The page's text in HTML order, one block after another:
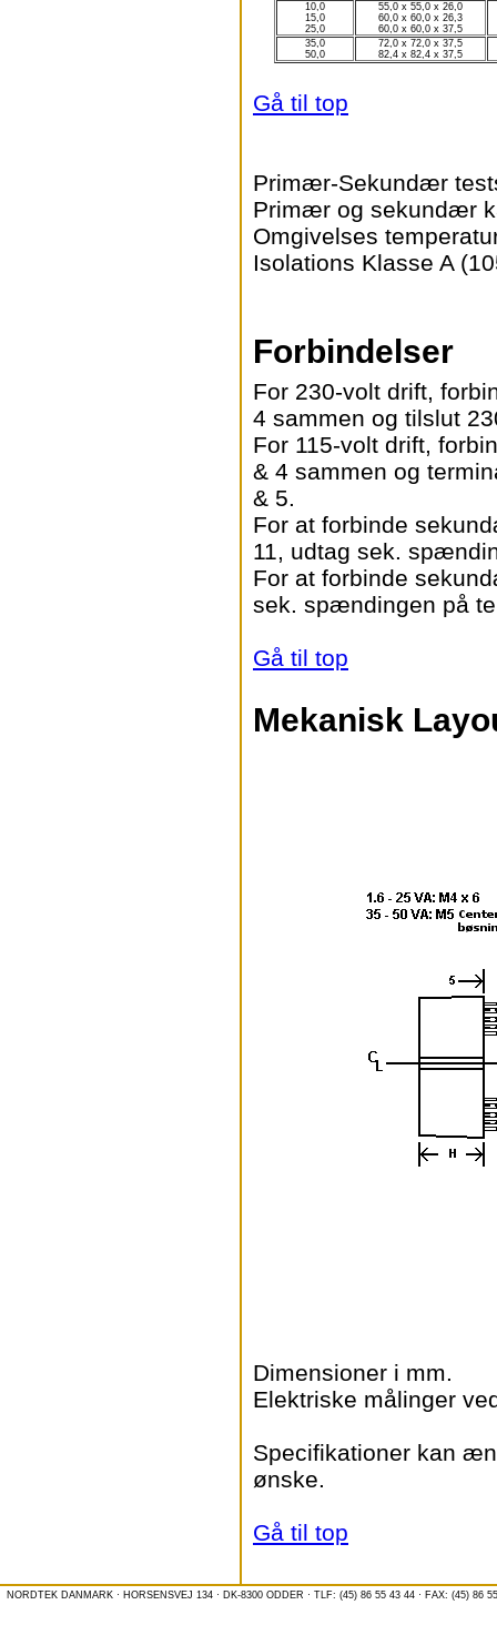
10,0
15,0
25,0
55,0 x 55,0 x 26,0
60,0 x 60,0 x 26,3
60,0 x 60,0 x 37,5
35,0
50,0
72,0 x 72,0 x 37,5
82,4 x 82,4 x 37,5
Gå til top
Primær-Sekundær
Primær og sekundær
Omgivelses
Isolations Klasse A
Forbindelser
For 230-volt drift,
4 sammen og tilslut
For 115-volt drift,
& 4 sammen og
& 5.
For at forbinde
11, udtag sek.
For at forbinde
sek. spændingen på
Gå til top
Mekanisk
Dimensioner i mm.
Elektriske målinger
Specifikationer kan
ønske.
Gå til top
NORDTEK DANMARK · HORSENSVEJ 134 · DK-8300 ODDER · TLF: (45) 86 55 43 44 · FAX: (45) 86